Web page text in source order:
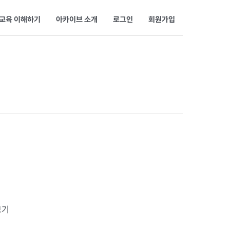
육 이해하기 아카이브 소개 로그인 회원가입